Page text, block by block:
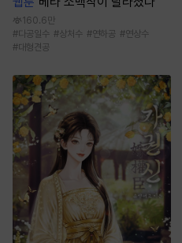
160.6만
#다공일수 #상처수 #연하공 #연상수
#대형견공